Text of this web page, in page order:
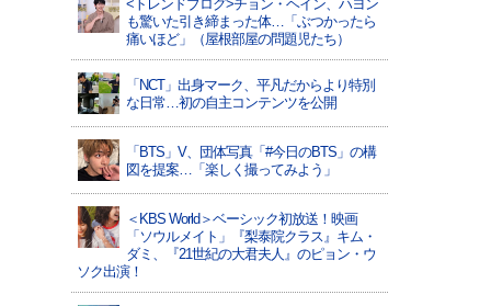
<トレンドブログ>チョン・ヘイン、ハヨン
も驚いた引き締まった体…「ぶつかったら
痛いほど」（屋根部屋の問題児たち）
「NCT」出身マーク、平凡だからより特別
な日常…初の自主コンテンツを公開
「BTS」V、団体写真「#今日のBTS」の構
図を提案…「楽しく撮ってみよう」
＜KBS World＞ベーシック初放送！映画
「ソウルメイト」『梨泰院クラス』キム・
ダミ、『21世紀の大君夫人』のピョン・ウ
ソク出演！